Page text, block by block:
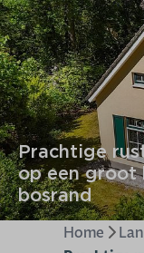
Prachtige
op een groot
bosrand
Home